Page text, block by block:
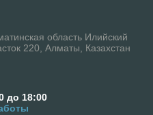
область Илийский
220, Алматы, Казахстан
до 18:00